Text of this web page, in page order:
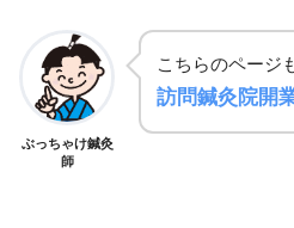
ぶっちゃけ鍼灸
師
こちらのページ
訪問鍼灸院開